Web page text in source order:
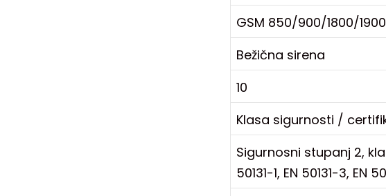
GSM 850/900/1800/
Bežična sirena
10
Klasa sigurnosti /
Sigurnosni stupanj 2,
50131-1, EN 50131-3, EN